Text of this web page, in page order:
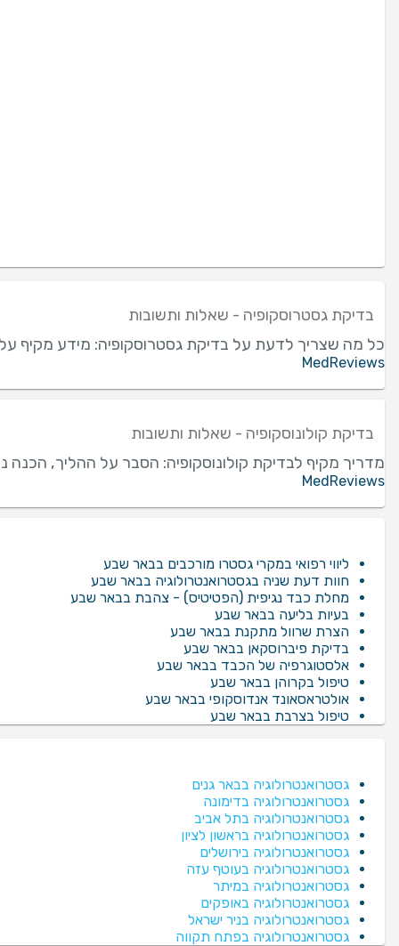
בדיקת גסטרוסקופיה - שאלות ותשובות
כל מה שצריך לדעת על בדיקת גסטרוסקופיה: מידע מקיף
MedReviews
בדיקת קולונוסקופיה - שאלות ותשובות
מדריך מקיף לבדיקת קולונוסקופיה: הסבר על ההליך, הכנה
MedReviews
ליווי רפואי במקרי גסטרו מורכבים בבאר שבע
חוות דעת שניה בגסטרואנטרולוגיה בבאר שבע
מחלת כבד נגיפית (הפטיטיס) - צהבת בבאר שבע
בעיות בליעה בבאר שבע
הצרת שרוול מתקנת בבאר שבע
בדיקת פיברוסקאן בבאר שבע
אלסטוגרפיה של הכבד בבאר שבע
טיפול בקרוהן בבאר שבע
אולטראסאונד אנדוסקופי בבאר שבע
טיפול בצרבת בבאר שבע
גסטרואנטרולוגיה בבאר גנים
גסטרואנטרולוגיה בדימונה
גסטרואנטרולוגיה בתל אביב
גסטרואנטרולוגיה בראשון לציון
גסטרואנטרולוגיה בירושלים
גסטרואנטרולוגיה בעוטף עזה
גסטרואנטרולוגיה במיתר
גסטרואנטרולוגיה באופקים
גסטרואנטרולוגיה בניר ישראל
גסטרואנטרולוגיה בפתח תקווה